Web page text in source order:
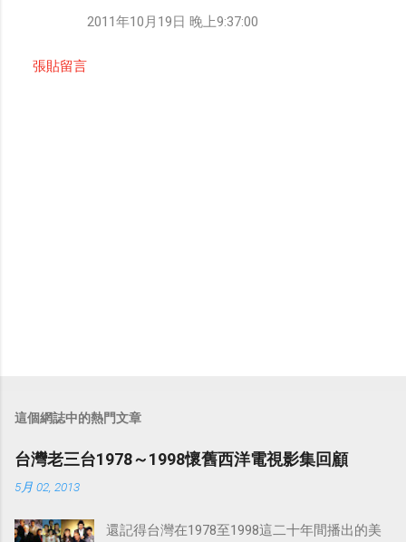
2011年10月19日 晚上9:37:00
張貼留言
這個網誌中的熱門文章
台灣老三台1978～1998懷舊西洋電視影集回顧
5月 02, 2013
還記得台灣在1978至1998這二十年間播出的美